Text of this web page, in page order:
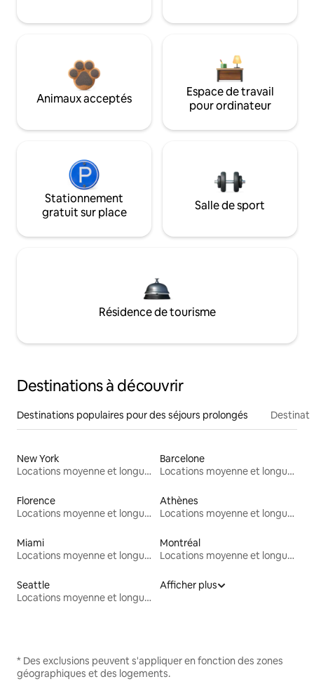
Animaux acceptés
Espace de travail
pour ordinateur
Stationnement
gratuit sur place
Salle de sport
Résidence de tourisme
Destinations à découvrir
Destinations populaires pour des séjours prolongés
New York
Locations moyenne et longue durée
Barcelone
Locations moyenne et longue durée
Florence
Locations moyenne et longue durée
Athènes
Locations moyenne et longue durée
Miami
Locations moyenne et longue durée
Montréal
Locations moyenne et longue durée
Seattle
Locations moyenne et longue durée
Afficher plus
* Des exclusions peuvent s'appliquer en fonction des zones
géographiques et des logements.